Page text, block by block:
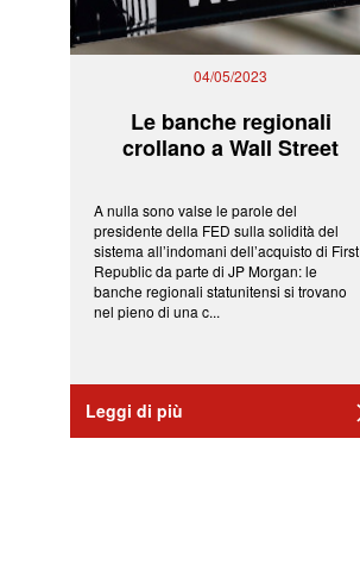
04/05/2023
Le banche regionali
crollano a Wall Street
A nulla sono valse le parole del
presidente della FED sulla solidità del
sistema all’indomani dell’acquisto di First
Republic da parte di JP Morgan: le
banche regionali statunitensi si trovano
nel pieno di una c...
Leggi di più